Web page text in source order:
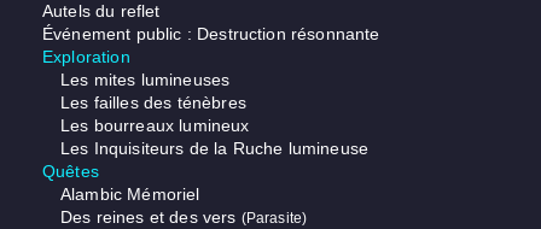
Autels du reflet
Événement public : Destruction résonnante
Exploration
Les mites lumineuses
Les failles des ténèbres
Les bourreaux lumineux
Les Inquisiteurs de la Ruche lumineuse
Quêtes
Alambic Mémoriel
Des reines et des vers (Parasite)